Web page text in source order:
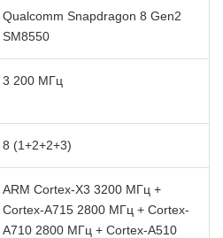
Qualcomm Snapdragon 8 Gen2
SM8550
3 200 МГц
8 (1+2+2+3)
ARM Cortex-X3 3200 МГц +
Cortex-A715 2800 МГц + Cortex-
A710 2800 МГц + Cortex-A510